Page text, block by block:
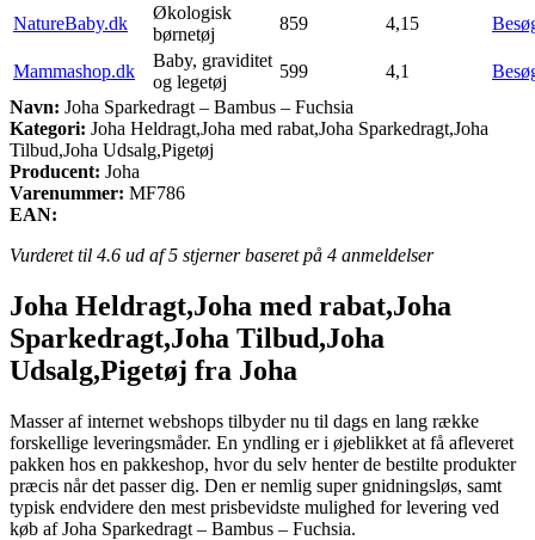
NatureBaby.dk
Økologisk
børnetøj
859 4,15
Mammashop.dk
Baby, graviditet
og legetøj
599 4,1
Navn: Joha Sparkedragt – Bambus – Fuchsia
Kategori: Joha Heldragt,Joha med rabat,Joha Sparkedragt,Joha
Tilbud,Joha Udsalg,Pigetøj
Producent: Joha
Varenummer: MF786
EAN:
Vurderet til 4.6 ud af 5 stjerner baseret på 4 anmeldelser
Joha Heldragt,Joha med rabat,Joha
Sparkedragt,Joha Tilbud,Joha
Udsalg,Pigetøj fra Joha
Masser af internet webshops tilbyder nu til dags en lang række
forskellige leveringsmåder. En yndling er i øjeblikket at få afleveret
pakken hos en pakkeshop, hvor du selv henter de bestilte produkter
præcis når det passer dig. Den er nemlig super gnidningsløs, samt
typisk endvidere den mest prisbevidste mulighed for levering ved
køb af Joha Sparkedragt – Bambus – Fuchsia.